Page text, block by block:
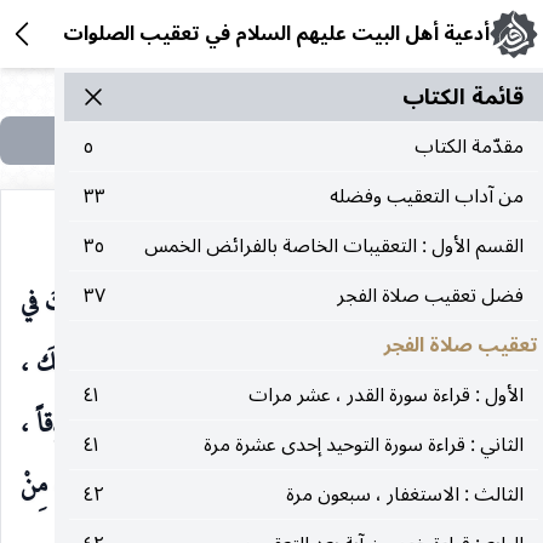
أدعية أهل البيت عليهم السلام في تعقيب الصلوات
قائمة الکتاب
مقدّمة الكتاب
٥
من آداب التعقيب وفضله
٣٣
القسم الأول : التعقيبات الخاصة بالفرائض الخمس
٣٥
فضل تعقيب صلاة الفجر
٣٧
تعقيب صلاة الفجر
الأول : قراءة سورة القدر ، عشر مرات
٤١
الثاني : قراءة سورة التوحيد إحدى عشرة مرة
٤١
الثالث : الاستغفار ، سبعون مرة
٤٢
فيمَنْ هَدَيْتَ ، اللَّهُمَّ إنِّي أسْأَلُكَ عَزِيْمَةَ الرَّشَادِ ، وَالثَّبَاتَ في
الأمْرِ وَالرُّشْدِ ، وَأسْألُكَ شُكْرَ نِعْمَتِكَ ، وَحُسْنَ عافِيَتِكَ ،
وَأدَاءَ حَقِّكَ ، وَأسْألُكَ يِا رَبِّ قَلْباً سَلِيْمَاً ، وَلِسَاناً صَادِقاً ،
وَأسْتَغْفِرُكَ لِمَا تَعْلَمُ ، وَأسْألُكَ خَيْرَ مَا تَعْلَمُ ، وَأعُوذُ بِكَ مِنْ